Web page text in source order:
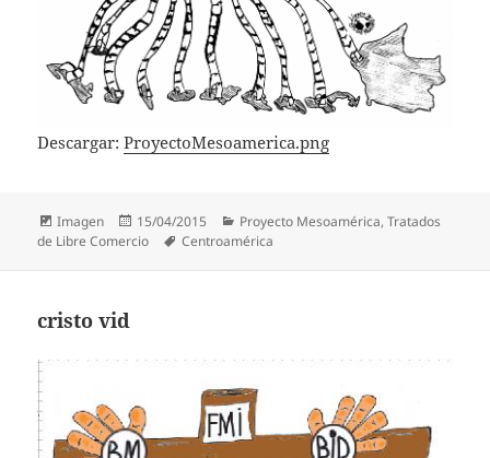
Descargar:ProyectoMesoamerica.png
Formato
Imagen
Publicado
el
15/04/2015 Categorías
Proyecto Mesoamérica,Tratados
de Libre Comercio
Etiquetas
Centroamérica
cristo vid